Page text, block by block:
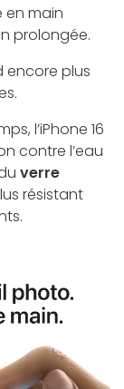
en main
prolongée.
encore plus
l’iPhone 16
contre l’eau
verre
résistant